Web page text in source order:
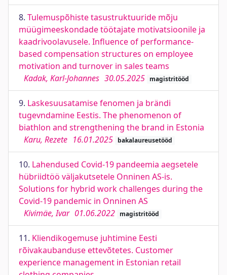
8. Tulemuspõhiste tasustruktuuride mõju
müügimeeskondade töötajate motivatsioonile ja
kaadrivoolavusele. Influence of performance-
based compensation structures on employee
motivation and turnover in sales teams
Kadak, Karl-Johannes 30.05.2025 magistritööd
9. Laskesuusatamise fenomen ja brändi
tugevndamine Eestis. The phenomenon of
biathlon and strengthening the brand in Estonia
Karu, Rezete 16.01.2025 bakalaureusetööd
10. Lahendused Covid-19 pandeemia aegsetele
hübriidtöö väljakutsetele Onninen AS-is.
Solutions for hybrid work challenges during the
Covid-19 pandemic in Onninen AS
Kivimäe, Ivar 01.06.2022 magistritööd
11. Kliendikogemuse juhtimine Eesti
rõivakaubanduse ettevõtetes. Customer
experience management in Estonian retail